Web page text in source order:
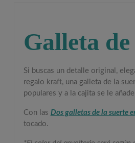
Galleta
Si buscas un detalle original,
regalo kraft, una galleta de la
populares y a la cajita se le
Con las Dos galletas de la suerte
tocado.